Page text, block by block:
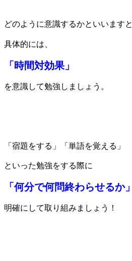
どのように意識するかといいますと
具体的には、
「時間対効果」
を意識して勉強しましょう。
「宿題をする」「単語を覚える」
といった勉強をする際に
「何分で何問終わらせるか」
明確にして取り組みましょう！